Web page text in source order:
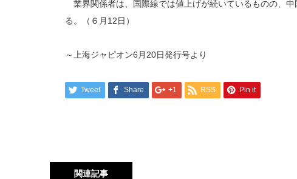
業界関係者は、国際線では値上げが続いているものの、
る。（６月12日）
～上海ジャピオン6月20日発行号より
Tweet Share +1 RSS Pin it
関連記事